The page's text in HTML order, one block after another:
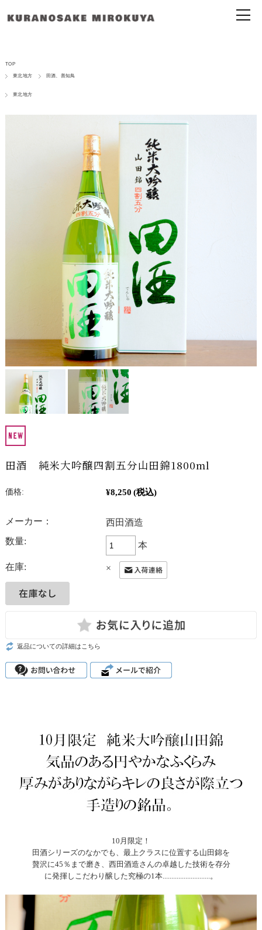
TOP
東北地方 田酒、善知鳥
東北地方
田酒 純米大吟醸四割五分山田錦1800ml
価格: ¥8,250 (税込)
メーカー：
西田酒造
数量:
本
在庫: ×
返品についての詳細はこちら
10月限定！
田酒シリーズのなかでも、最上クラスに位置する山田錦を
贅沢に45％まで磨き、西田酒造さんの卓越した技術を存分
に発揮しこだわり醸した究極の1本...........................。